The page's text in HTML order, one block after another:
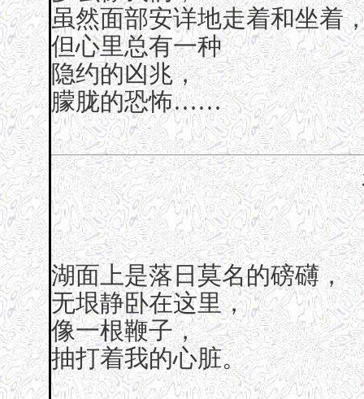
虽然面部安详地走着和坐着
但心里总有一种
隐约的凶兆，
朦胧的恐怖……
湖面上是落日莫名的磅礴，
无垠静卧在这里，
像一根鞭子，
抽打着我的心脏。